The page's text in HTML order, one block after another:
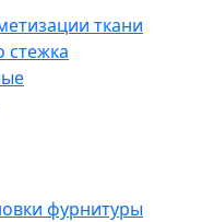
ткани
фурнитуры